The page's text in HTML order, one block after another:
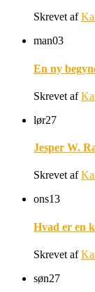
Skrevet af
man03
En ny
Skrevet af
lør27
Jesper W.
Skrevet af
ons13
Hvad er en
Skrevet af
søn27